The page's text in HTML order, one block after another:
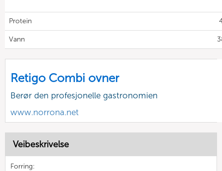
Protein
Vann
Retigo Combi ovner
Berør den profesjonelle gastronomien
www.norrona.net
Veibeskrivelse
Forring: